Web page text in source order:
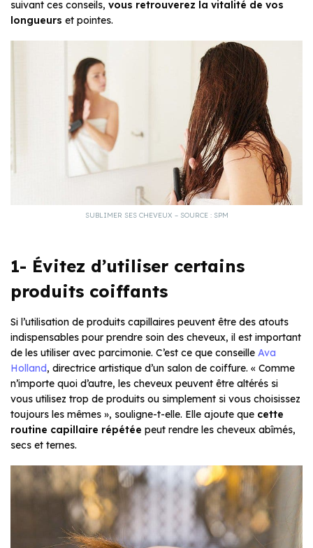
suivant ces conseils, vous retrouverez la vitalité de vos
longueurs et pointes.
SUBLIMER SES CHEVEUX – SOURCE : SPM
1- Évitez d’utiliser certains
produits coiffants
Si l’utilisation de produits capillaires peuvent être des atouts
indispensables pour prendre soin des cheveux, il est important
de les utiliser avec parcimonie. C’est ce que conseille Ava
Holland, directrice artistique d’un salon de coiffure. « Comme
n’importe quoi d’autre, les cheveux peuvent être altérés si
vous utilisez trop de produits ou simplement si vous choisissez
toujours les mêmes », souligne-t-elle. Elle ajoute que cette
routine capillaire répétée peut rendre les cheveux abîmés,
secs et ternes.